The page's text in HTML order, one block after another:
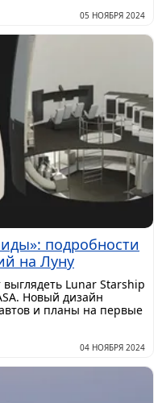
05 НОЯБРЯ 2024
подробности
на Луну
Lunar Starship
Новый дизайн
и планы на первые
04 НОЯБРЯ 2024